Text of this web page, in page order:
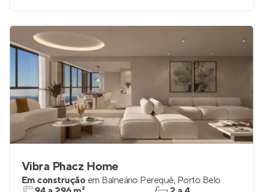
Vibra Phacz Home
Em construção em Balneário Perequê, Porto Belo